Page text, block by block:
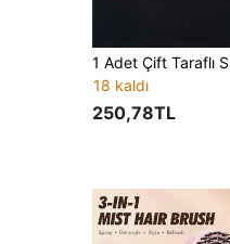
18 kaldı
250,78TL